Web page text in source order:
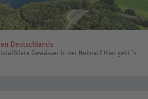
Deutschlands
Gewässer in der Heimat? Hier geht´s